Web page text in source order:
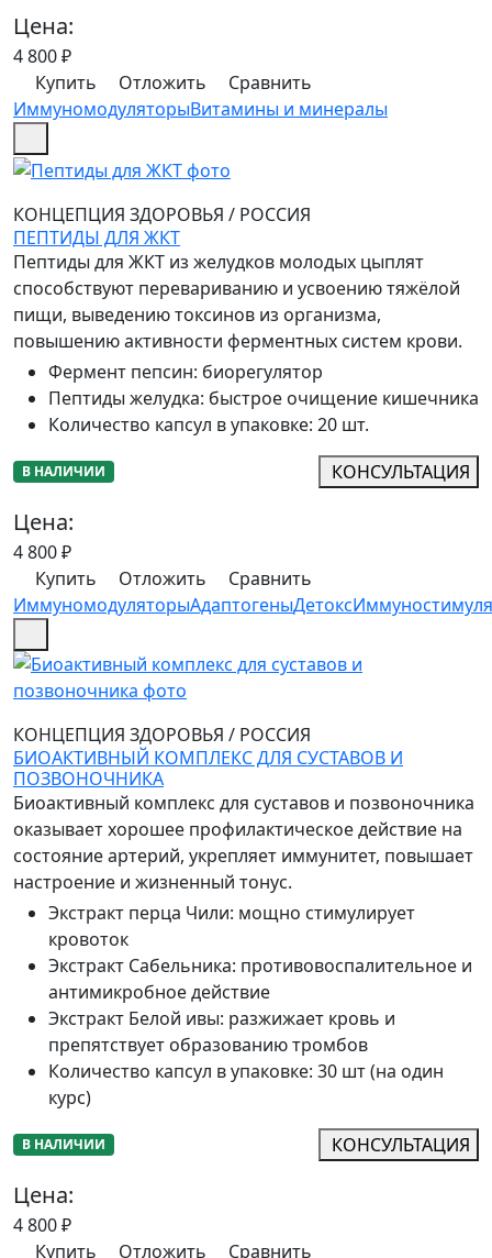
Цена:
4 800₽
Купить
Отложить
Сравнить
ИммуномодуляторыВитамины и минералы
КОНЦЕПЦИЯ ЗДОРОВЬЯ / РОССИЯ
ПЕПТИДЫ ДЛЯ ЖКТ
Пептиды для ЖКТ из желудков молодых цыплят
способствуют перевариванию и усвоению тяжёлой
пищи, выведению токсинов из организма,
повышению активности ферментных систем крови.
Фермент пепсин: биорегулятор
Пептиды желудка: быстрое очищение кишечника
Количество капсул в упаковке: 20 шт.
В НАЛИЧИИ КОНСУЛЬТАЦИЯ
Цена:
4 800₽
Купить
Отложить
Сравнить
ИммуномодуляторыАдаптогеныДетокс
КОНЦЕПЦИЯ ЗДОРОВЬЯ / РОССИЯ
БИОАКТИВНЫЙ КОМПЛЕКС ДЛЯ СУСТАВОВ И
ПОЗВОНОЧНИКА
Биоактивный комплекс для суставов и позвоночника
оказывает хорошее профилактическое действие на
состояние артерий, укрепляет иммунитет, повышает
настроение и жизненный тонус.
Экстракт перца Чили: мощно стимулирует
кровоток
Экстракт Сабельника: противовоспалительное и
антимикробное действие
Экстракт Белой ивы: разжижает кровь и
препятствует образованию тромбов
Количество капсул в упаковке: 30 шт (на один
курс)
В НАЛИЧИИ КОНСУЛЬТАЦИЯ
Цена:
4 800₽
Купить
Отложить
Сравнить